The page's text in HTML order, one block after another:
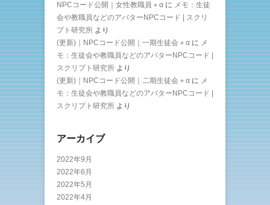
NPCコード公開｜女性教職員＋α に メモ：生徒
会や教職員などのアバターNPCコード | スクリ
プト研究所 より
(更新)｜NPCコード公開｜一期生徒会＋α に メ
モ：生徒会や教職員などのアバターNPCコード |
スクリプト研究所 より
(更新)｜NPCコード公開｜二期生徒会＋α に メ
モ：生徒会や教職員などのアバターNPCコード |
スクリプト研究所 より
アーカイブ
2022年9月
2022年6月
2022年5月
2022年4月